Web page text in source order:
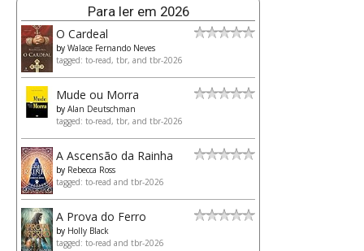
Para ler em 2026
O Cardeal
by Walace Fernando Neves
tagged: to-read, tbr, and tbr-2026
Mude ou Morra
by Alan Deutschman
tagged: to-read, tbr, and tbr-2026
A Ascensão da Rainha
by Rebecca Ross
tagged: to-read and tbr-2026
A Prova do Ferro
by Holly Black
tagged: to-read and tbr-2026